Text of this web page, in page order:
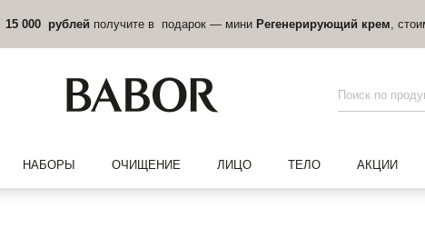
15 000 рублей получите в подарок — мини Регенерирующий крем ,
НАБОРЫ ОЧИЩЕНИЕ ЛИЦО ТЕЛО АКЦИИ